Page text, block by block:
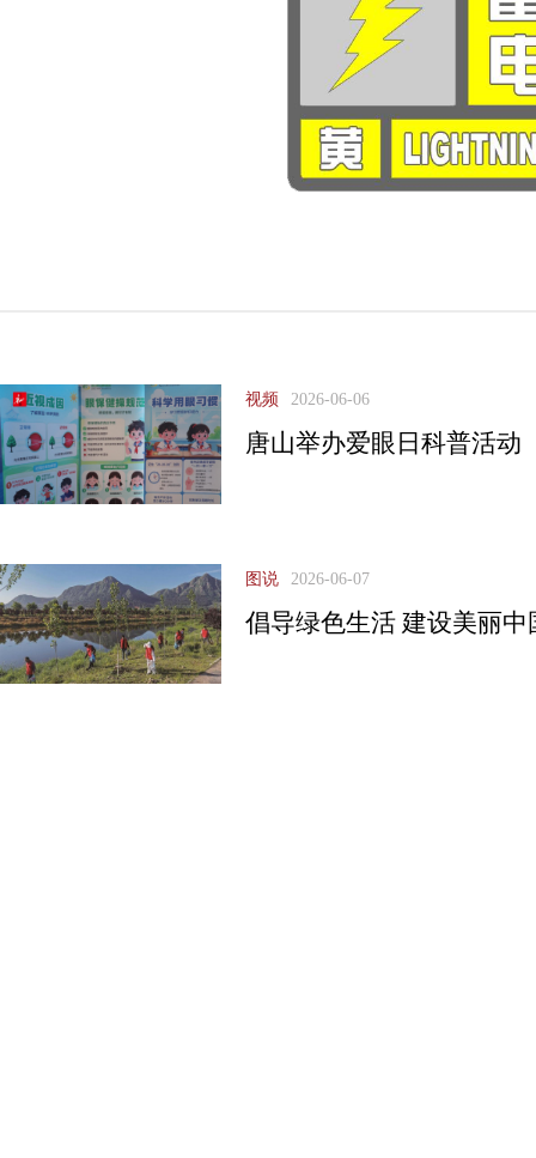
视频 2026-06-06
唐山举办爱眼日科普活动
图说 2026-06-07
倡导绿色生活 建设美丽中